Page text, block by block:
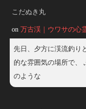
こだぬき丸
on 万古渓｜ウワサの心
先日、夕方に渓流釣り
的な雰囲気の場所で、
のような